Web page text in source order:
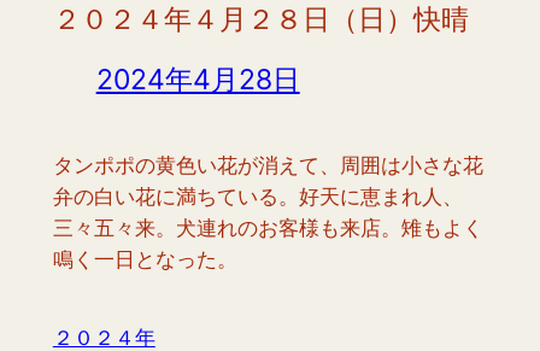
２０２４年４月２８日（日）快晴
2024年4月28日
タンポポの黄色い花が消えて、周囲は小さな花
弁の白い花に満ちている。好天に恵まれ人、
三々五々来。犬連れのお客様も来店。雉もよく
鳴く一日となった。
２０２４年